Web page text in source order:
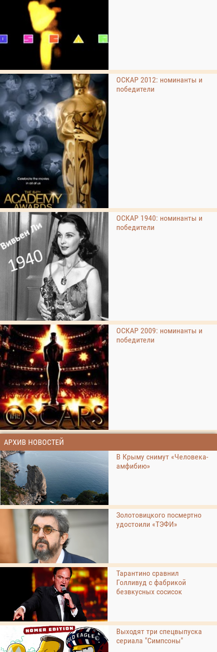
ОСКАР 2012: номинанты и
победители
ОСКАР 1940: номинанты и
победители
ОСКАР 2009: номинанты и
победители
АРХИВ НОВОСТЕЙ
В Крыму снимут «Человека-
амфибию»
Золотовицкого посмертно
удостоили «ТЭФИ»
Тарантино сравнил
Голливуд с фабрикой
безвкусных сосисок
Выходят три спецвыпуска
сериала "Симпсоны"